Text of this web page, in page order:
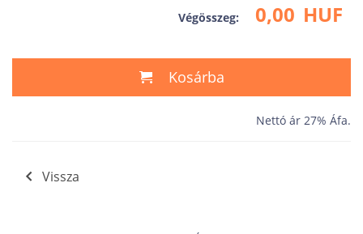
Végösszeg: 0,00 HUF
Kosárba
Nettó ár 27% Áfa.
Vissza